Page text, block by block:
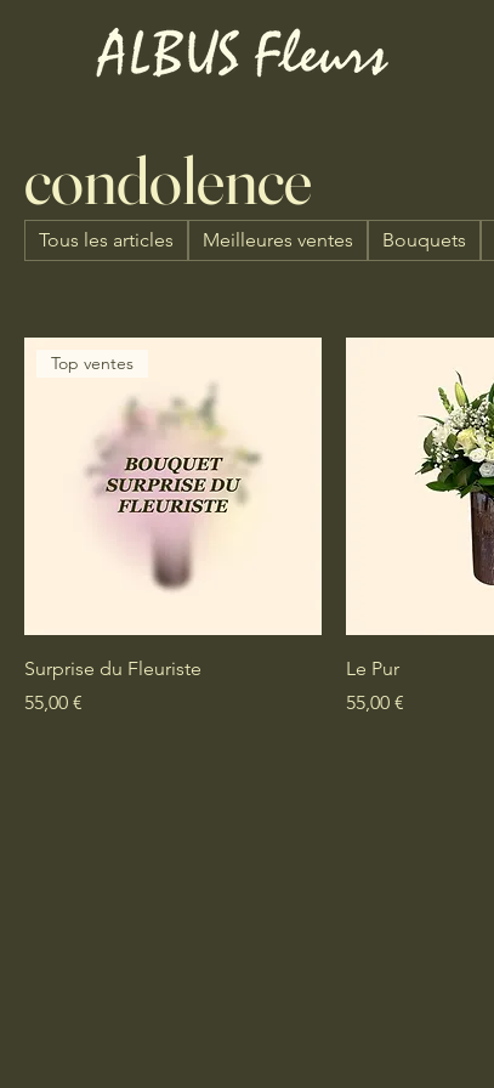
condolence
Tous les articles Meilleures ventes Bouquets
Aperçu rapide
Top ventes
Surprise du Fleuriste
Prix
55,00 €
Le Pur
Prix
55,00 €